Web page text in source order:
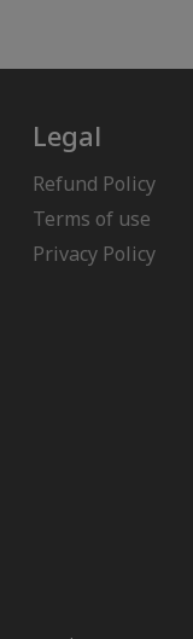
Legal
Refund Policy
Terms of use
Privacy Policy